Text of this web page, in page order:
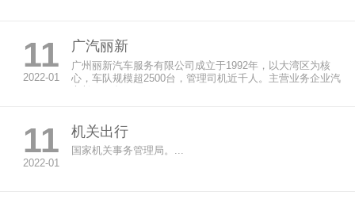
11
2022-01
广汽丽新
广州丽新汽车服务有限公司成立于1992年，以大湾区为核
心，车队规模超2500台，管理司机近千人。主营业务企业汽
11
2022-01
机关出行
国家机关事务管理局。...